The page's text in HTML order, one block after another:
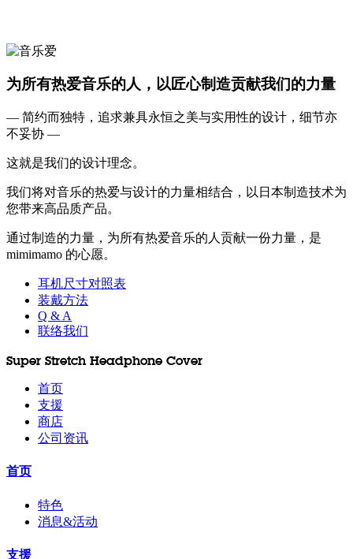
为所有热爱音乐的人，以匠心制造贡献我们的力量
— 简约而独特，追求兼具永恒之美与实用性的设计，细节亦
不妥协 —
这就是我们的设计理念。
我们将对音乐的热爱与设计的力量相结合，以日本制造技术为
您带来高品质产品。
通过制造的力量，为所有热爱音乐的人贡献一份力量，是
mimimamo 的心愿。
耳机尺寸对照表
装戴方法
Q & A
联络我们
Super Stretch Headphone Cover
首页
支援
商店
公司资讯
首页
特色
消息&活动
支援